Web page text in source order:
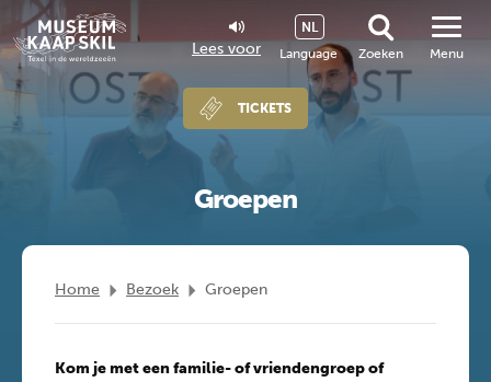
Lees voor Language
NL
Zoeken
TICKETS
Menu
Groepen
Home Bezoek Groepen
Kom je met een familie- of vriendengroep of